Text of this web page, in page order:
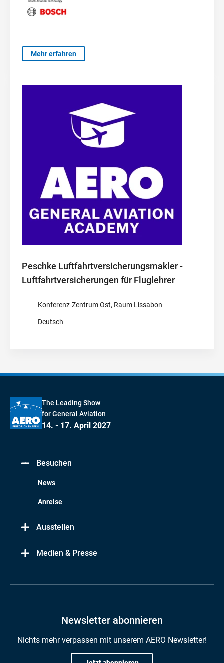
Mehr erfahren
Peschke Luftfahrtversicherungsmakler -
Luftfahrtversicherungen für Fluglehrer
Konferenz-Zentrum Ost, Raum Lissabon
Deutsch
The Leading Show
for General Aviation
14. - 17. April 2027
Besuchen
News
Anreise
Ausstellen
Medien & Presse
Newsletter abonnieren
Nichts mehr verpassen mit unserem AERO Newsletter!